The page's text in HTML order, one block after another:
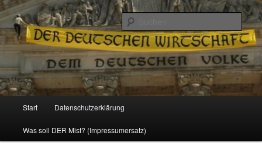
Reizzentrum
Politik, Wirtschaft, Soziales und Gesellschaft
Zum
Inhalt
Zum
sekundären
Start Datenschutzerklärung
Was soll DER Mist? (Impressumersatz)